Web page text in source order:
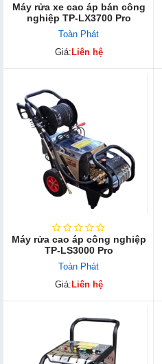
Máy rửa xe cao áp bán công
nghiệp TP-LX3700 Pro
Toàn Phát
Giá: Liên hệ
Máy rửa cao áp công nghiệp
TP-LS3000 Pro
Toàn Phát
Giá: Liên hệ